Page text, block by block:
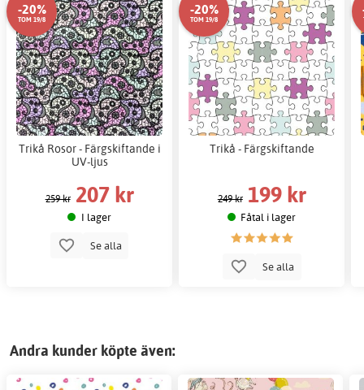
-20%
TOM 19/8
Trikå Rosor - Färgskiftande i
UV-ljus
259 kr 207 kr
I lager
Se alla
-20%
TOM 19/8
Trikå - Färgskiftande
249 kr 199 kr
Fåtal i lager
Se alla
Andra kunder köpte även: